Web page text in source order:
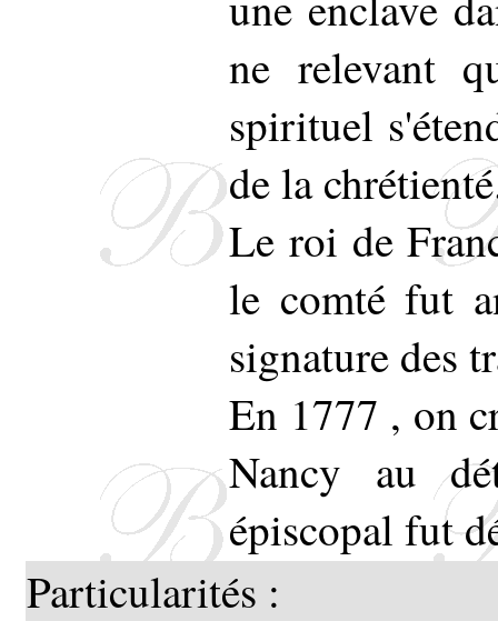
ne relevant
spirituel
de la
Le roi de
le comté fut
signature des
En 1777 , on
Nancy au
épiscopal fut
Particularités :